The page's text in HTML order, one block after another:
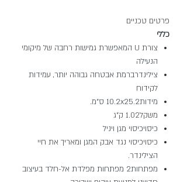
פרטים טכניים
כללי
צורת U המאפשרת גמישות רחבה של מיקומי
הנעילה
צילינדרברמת אבטחה גבוהה יותר, עמידות
לקידוח
מידות10.2x25.2 ס"מ.
משקל1.02 ק"ג
כיסויכיסוי מגן ויניל
כיסויכיסוי נגד אבק המגן ומאריך את חיי
הצילינדר.
מפתחות2 מפתחות מפלדת אל-חלד בעיצוב